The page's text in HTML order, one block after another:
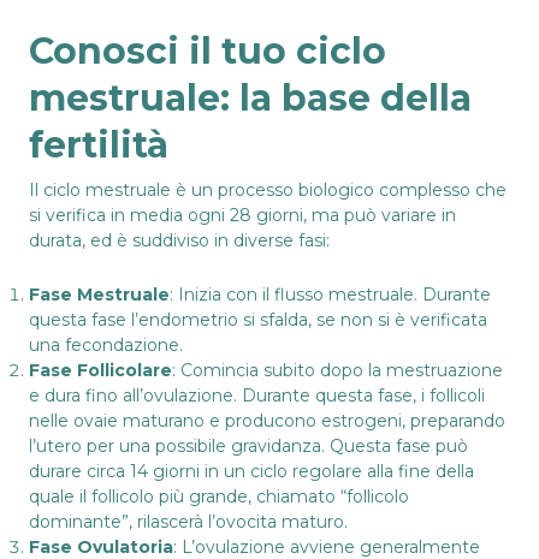
Conosci il tuo ciclo
mestruale: la base della
fertilità
Il ciclo mestruale è un processo biologico complesso che
si verifica in media ogni 28 giorni, ma può variare in
durata, ed è suddiviso in diverse fasi:
Fase Mestruale: Inizia con il flusso mestruale. Durante
questa fase l’endometrio si sfalda, se non si è verificata
una fecondazione.
Fase Follicolare: Comincia subito dopo la mestruazione
e dura fino all’ovulazione. Durante questa fase, i follicoli
nelle ovaie maturano e producono estrogeni, preparando
l’utero per una possibile gravidanza. Questa fase può
durare circa 14 giorni in un ciclo regolare alla fine della
quale il follicolo più grande, chiamato “follicolo
dominante”, rilascerà l’ovocita maturo.
Fase Ovulatoria: L’ovulazione avviene generalmente